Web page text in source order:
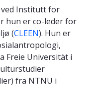
ved Institutt for
hun er co-leder for
(CLEEN). Hun er
Freie Universität i
fra NTNU i